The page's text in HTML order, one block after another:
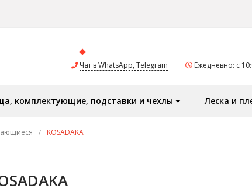
Чат в WhatsApp, Telegram Ежедневно: с
комплектующие, подставки и чехлы Леска и
/ KOSADAKA